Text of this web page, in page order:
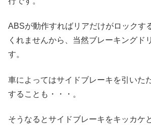
ABSが動作すればリアだけがロックす
くれませんから、当然ブレーキングド
す。
車によってはサイドブレーキを引いた
することも・・・。
そうなるとサイドブレーキをキッカケ